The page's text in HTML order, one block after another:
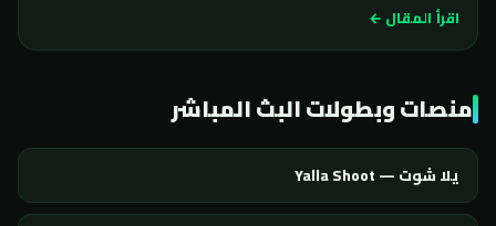
اقرأ المقال ←
منصات وبطولات البث المباشر
يلا شوت — Yalla Shoot